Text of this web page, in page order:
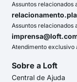
Assuntos relacionados
Assuntos relacionados
Atendimento exclusivo
Sobre a Loft
Central de Ajuda